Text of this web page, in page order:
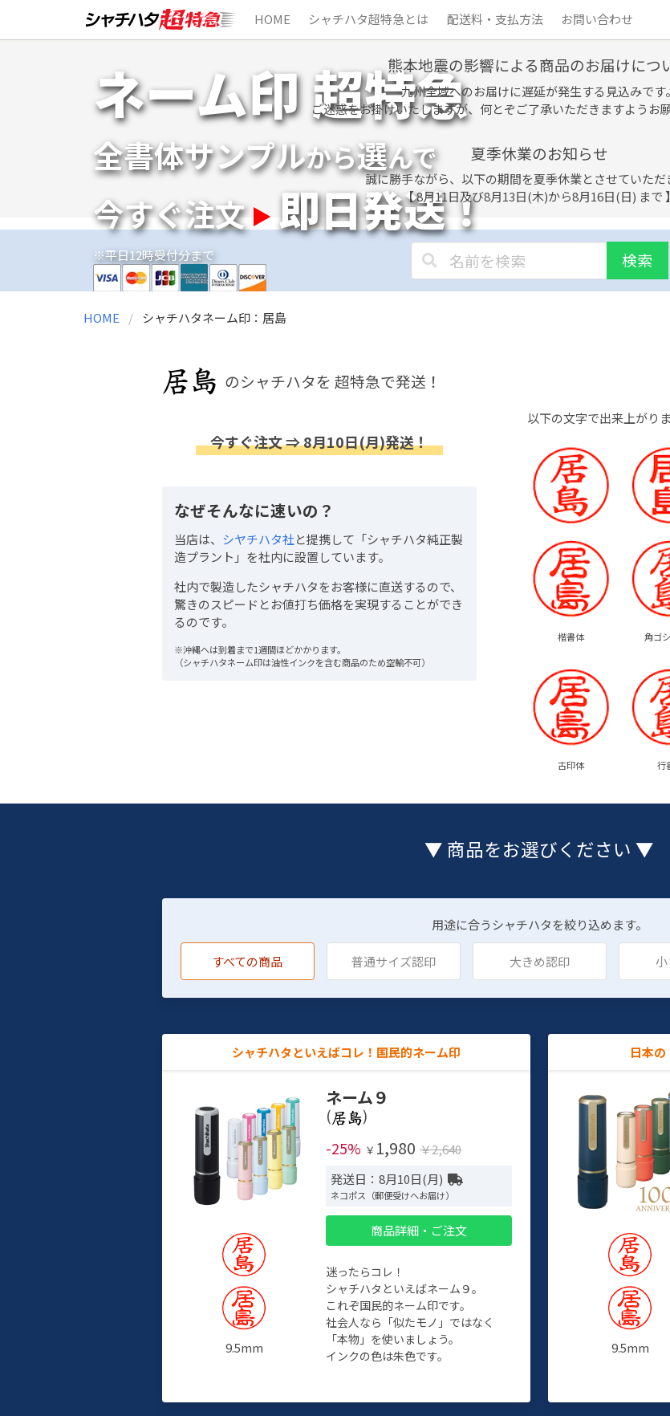
HOME シャチハタ超特急とは 配送料・支払方法 お問い合わせ
ネーム印 超特急
全書体サンプルから選んで
今すぐ注文 即日発送！
※平日12時受付分まで
熊本地震の影響による商品のお届けにつ
九州全域へのお届けに遅延が発生する見込みです。
ご迷惑をお掛けいたしますが、何とぞご了承いただきますようお
夏季休業のお知らせ
誠に勝手ながら、以下の期間を夏季休業とさせていただ
【 8月11日及び8月13日(木)から8月16日(日) まで 】
検索
HOME シャチハタネーム印：居島
のシャチハタを 超特急で発送！
以下の文字で出来上がりま
楷書体 角ゴ
古印体 行
今すぐ注文 ⇒ 8月10日(月)発送！
なぜそんなに速いの？
当店は、 シヤチハタ社と提携して「シャチハタ純正製
造プラント」を社内に設置しています。
社内で製造したシャチハタをお客様に直送するので、
驚きのスピードとお値打ち価格を実現することができ
るのです。
※沖縄へは到着まで1週間ほどかかります。
（シャチハタネーム印は油性インクを含む商品のため空輸不可）
▼ 商品をお選びください ▼
用途に合うシャチハタを絞り込めます。
すべての商品 普通サイズ認印 大きめ認印
シャチハタといえばコレ！国民的ネーム印
9.5mm
ネーム９
(
)
-25% ￥ 1,980 ￥2,640
発送日：8月10日(月)
ネコポス（郵便受けへお届け）
商品詳細・ご注文
迷ったらコレ！
シャチハタといえばネーム９。
これぞ国民的ネーム印です。
社会人なら「似たモノ」ではなく
「本物」を使いましょう。
インクの色は朱色です。
日本
9.5mm